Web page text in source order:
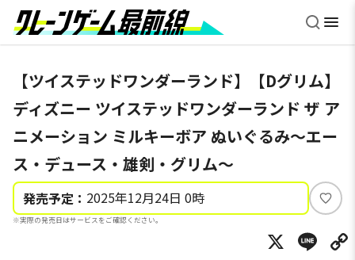
【ツイステッドワンダーランド】【Dグリム】
ディズニー ツイステッドワンダーランド ザ ア
ニメーション ミルキーボア ぬいぐるみ～エー
ス・デュース・雄剣・グリム～
発売予定： 2025年12月24日 0時
※実際の発売日はサービスをご確認ください。
い
ね
X